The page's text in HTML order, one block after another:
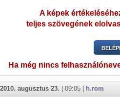
A képek
teljes szövegének
Ha még nincs
2010. augusztus 23. | 09:05 | h.rom